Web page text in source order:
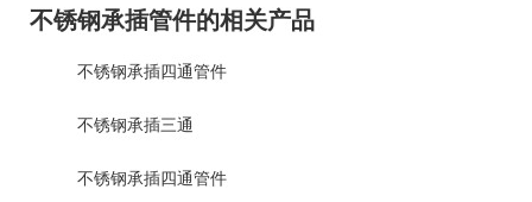
不锈钢承插管件的相关产品
不锈钢承插四通管件
不锈钢承插三通
不锈钢承插四通管件